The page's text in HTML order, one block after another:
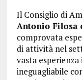
Il Consiglio di
Antonio Filosa
comprovata
di attività nel
vasta
ineguagliabile